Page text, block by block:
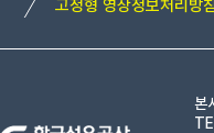
고정형 영상정보처리방
본